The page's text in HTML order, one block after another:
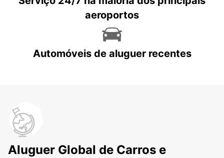
aeroportos
Automóveis de aluguer recentes
Aluguer Global de Carros e